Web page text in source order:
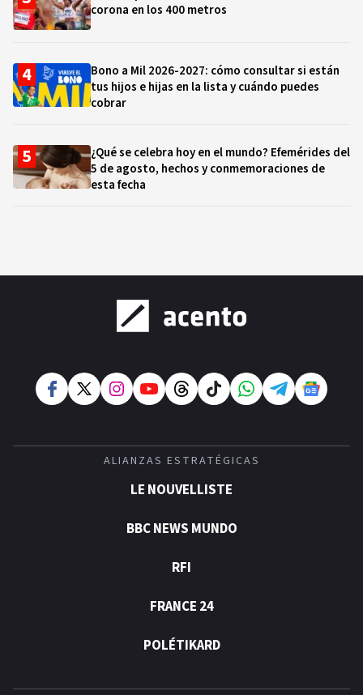
corona en los 400 metros
Bono a Mil 2026-2027: cómo consultar si están
tus hijos e hijas en la lista y cuándo puedes
cobrar
¿Qué se celebra hoy en el mundo? Efemérides del
5 de agosto, hechos y conmemoraciones de
esta fecha
ALIANZAS ESTRATÉGICAS
LE NOUVELLISTE
BBC NEWS MUNDO
RFI
FRANCE 24
POLÉTIKARD